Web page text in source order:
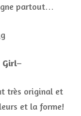
partout…
Girl–
très original et
et la forme!